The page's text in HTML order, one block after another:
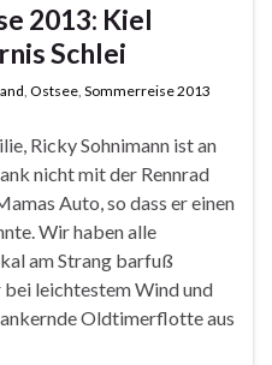
2013: Kiel
Schlei
Ostsee Sommerreise 2013
Ricky Sohnimann ist an
nicht mit der Rennrad
Auto, so dass er einen
Wir haben alle
am Strang barfuß
bei leichtestem Wind und
Oldtimerflotte aus